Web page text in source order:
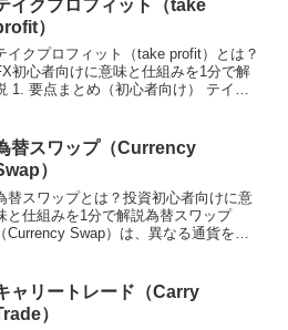
イクプロフィット（take
）
イクプロフィット（take profit）とは？
初心者向けに意味と仕組みを1分で解
1. 要点まとめ（初心者向け） テイク
済注文です。価格が指定...
替スワップ（Currency
）
替スワップとは？投資初心者向けに意
と仕組みを1分で解説為替スワップ
（Currency Swap）は、異なる通貨を一
投資で活用され、FX投資家が為替変動
金利リス...
ャリートレード（Carry
）